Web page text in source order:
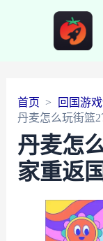
首页
回国游
丹麦怎么玩街篮
丹麦怎
家重返